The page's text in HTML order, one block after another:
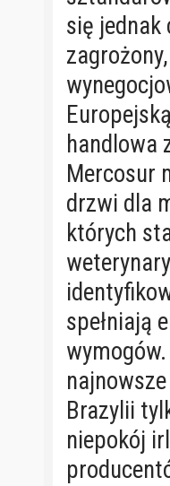
się jednak
handlowa
Mercosur
drzwi dla
których
spełniają
Brazylii
niepokój